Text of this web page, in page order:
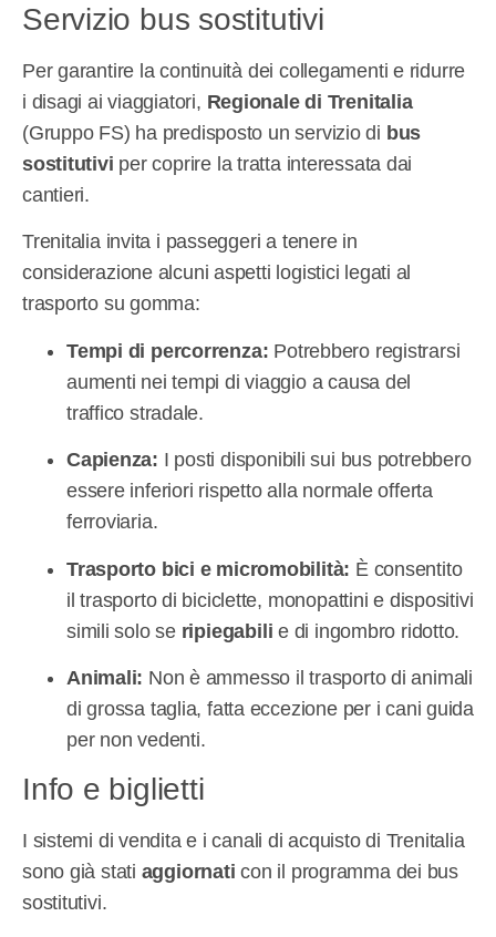
Servizio bus sostitutivi
Per garantire la continuità dei collegamenti e ridurre
i disagi ai viaggiatori, Regionale di Trenitalia
(Gruppo FS) ha predisposto un servizio di bus
sostitutivi per coprire la tratta interessata dai
cantieri.
Trenitalia invita i passeggeri a tenere in
considerazione alcuni aspetti logistici legati al
trasporto su gomma:
Tempi di percorrenza: Potrebbero registrarsi
aumenti nei tempi di viaggio a causa del
traffico stradale.
Capienza: I posti disponibili sui bus potrebbero
essere inferiori rispetto alla normale offerta
ferroviaria.
Trasporto bici e micromobilità: È consentito
il trasporto di biciclette, monopattini e dispositivi
simili solo se ripiegabili e di ingombro ridotto.
Animali: Non è ammesso il trasporto di animali
di grossa taglia, fatta eccezione per i cani guida
per non vedenti.
Info e biglietti
I sistemi di vendita e i canali di acquisto di Trenitalia
sono già stati aggiornati con il programma dei bus
sostitutivi.